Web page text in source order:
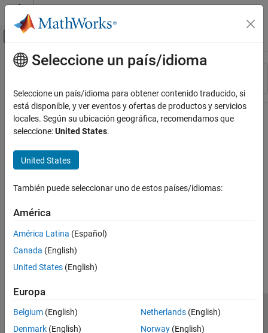
Saltar al contenido
Mostrar/ocultar menú de navegación
Recurso
Contenido principal
Seleccione un país/idioma
Seleccione un país/idioma para obtener contenido traducido, si
está disponible, y ver eventos y ofertas de productos y servicios
locales. Según su ubicación geográfica, recomendamos que
seleccione:United States.
United States
También puede seleccionar uno de estos países/idiomas:
América
América Latina (Español)
Canada (English)
United States (English)
Europa
Belgium (English)
Denmark (English)
Netherlands(English)
Norway(English)
Centro de confianza
Marcas comerciales